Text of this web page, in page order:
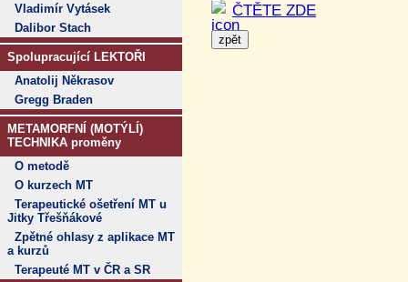
Vladimír Vytásek
Dalibor Stach
Spolupracující LEKTOŘI
Anatolij Někrasov
Gregg Braden
METAMORFNÍ (MOTÝLÍ)
TECHNIKA proměny
O metodě
O kurzech MT
Terapeutické ošetření MT u
Jitky Třešňákové
Zpětné ohlasy z aplikace MT
a kurzů
Terapeuté MT v ČR a SR
ČTĚTE ZDE